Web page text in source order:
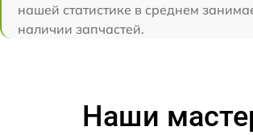
нашей статистике в среднем
наличии запчастей.
Наши